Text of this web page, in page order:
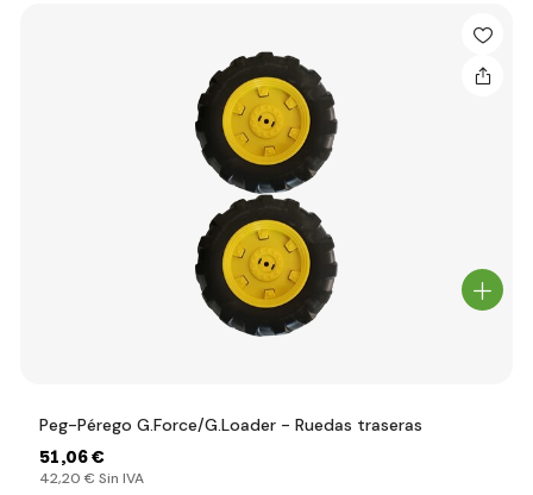
Peg-Pérego G.Force/G.Loader - Ruedas traseras
51,06 €
42,20 € Sin IVA